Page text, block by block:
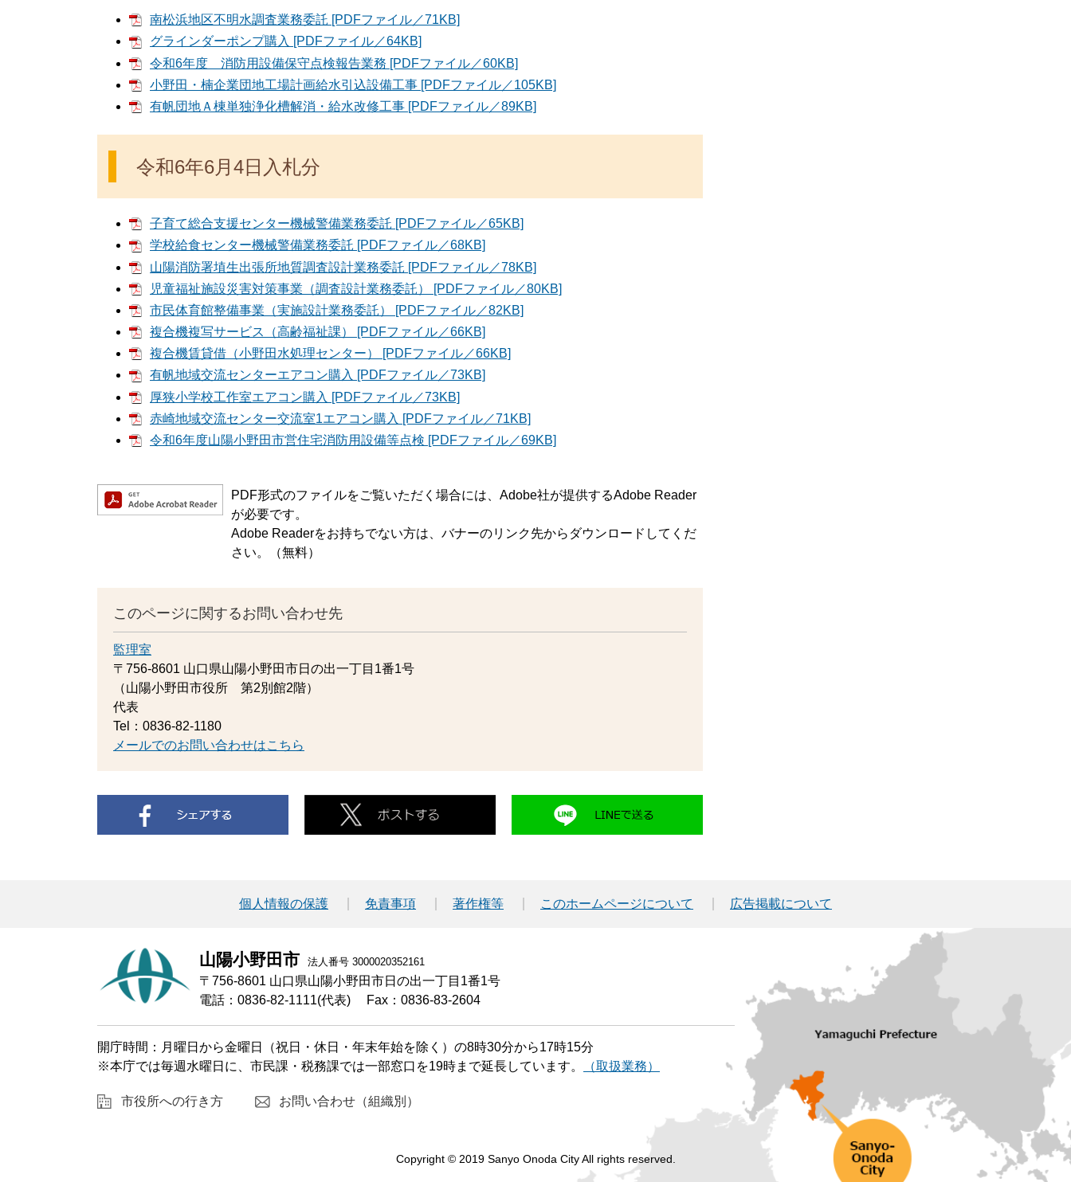
南松浜地区不明水調査業務委託 [PDFファイル／71KB]
グラインダーポンプ購入 [PDFファイル／64KB]
令和6年度 消防用設備保守点検報告業務 [PDFファイル／60KB]
小野田・楠企業団地工場計画給水引込設備工事 [PDFファイル／105KB]
有帆団地Ａ棟単独浄化槽解消・給水改修工事 [PDFファイル／89KB]
令和6年6月4日入札分
子育て総合支援センター機械警備業務委託 [PDFファイル／65KB]
学校給食センター機械警備業務委託 [PDFファイル／68KB]
山陽消防署埴生出張所地質調査設計業務委託 [PDFファイル／78KB]
児童福祉施設災害対策事業（調査設計業務委託） [PDFファイル／80KB]
市民体育館整備事業（実施設計業務委託） [PDFファイル／82KB]
複合機複写サービス（高齢福祉課） [PDFファイル／66KB]
複合機賃貸借（小野田水処理センター） [PDFファイル／66KB]
有帆地域交流センターエアコン購入 [PDFファイル／73KB]
厚狭小学校工作室エアコン購入 [PDFファイル／73KB]
赤崎地域交流センター交流室1エアコン購入 [PDFファイル／71KB]
令和6年度山陽小野田市営住宅消防用設備等点検 [PDFファイル／69KB]
PDF形式のファイルをご覧いただく場合には、Adobe社が提供するAdobe Reader
が必要です。
Adobe Readerをお持ちでない方は、バナーのリンク先からダウンロードしてくだ
さい。（無料）
このページに関するお問い合わせ先
監理室
〒756-8601 山口県山陽小野田市日の出一丁目1番1号
（山陽小野田市役所 第2別館2階）
代表
Tel：0836-82-1180
メールでのお問い合わせはこちら
個人情報の保護 免責事項 著作権等 このホームページについて 広告掲載について
山陽小野田市 法人番号 3000020352161
〒756-8601 山口県山陽小野田市日の出一丁目1番1号
電話：0836-82-1111(代表)
Fax：0836-83-2604
開庁時間：月曜日から金曜日（祝日・休日・年末年始を除く）の8時30分から17時15分
※本庁では毎週水曜日に、市民課・税務課では一部窓口を19時まで延長しています。
（取扱業務）
市役所への行き方 お問い合わせ（組織別）
Copyright © 2019 Sanyo Onoda City All rights reserved.